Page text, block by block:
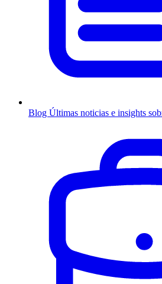
Blog Últimas noticias e insights